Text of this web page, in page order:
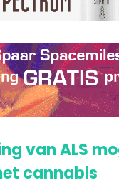
van ALS
cannabis